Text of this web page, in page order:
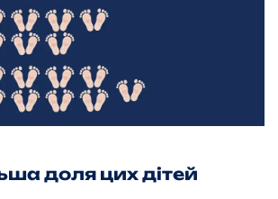
дoля цих дітей